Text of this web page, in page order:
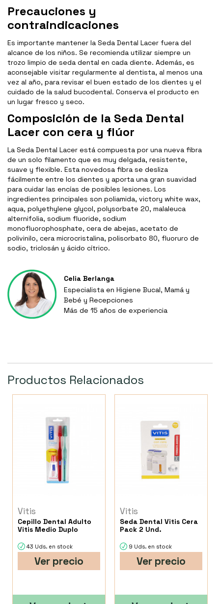
Precauciones y
contraindicaciones
Es importante mantener la Seda Dental Lacer fuera del
alcance de los niños. Se recomienda utilizar siempre un
trozo limpio de seda dental en cada diente. Además, es
aconsejable visitar regularmente al dentista, al menos una
vez al año, para revisar el buen estado de los dientes y el
cuidado de la salud bucodental. Conserva el producto en
un lugar fresco y seco.
Composición de la Seda Dental
Lacer con cera y flúor
La Seda Dental Lacer está compuesta por una nueva fibra
de un solo filamento que es muy delgada, resistente,
suave y flexible. Esta novedosa fibra se desliza
fácilmente entre los dientes y aporta una gran suavidad
para cuidar las encías de posibles lesiones. Los
ingredientes principales son poliamida, victory white wax,
aqua, polyethylene glycol, polysorbate 20, malaleuca
alternifolia, sodium fluoride, sodium
monofluorophosphate, cera de abejas, acetato de
polivinilo, cera microcristalina, polisorbato 80, fluoruro de
sodio, triclosán y ácido cítrico.
Celia Berlanga
Especialista en Higiene Bucal, Mamá y
Bebé y Recepciones
Más de 15 años de experiencia
Productos Relacionados
Vitis
Cepillo Dental Adulto
Vitis Medio Duplo
43 Uds. en stock
Ver precio
Vitis
Seda Dental Vitis Cera
Pack 2 Und.
9 Uds. en stock
Ver precio